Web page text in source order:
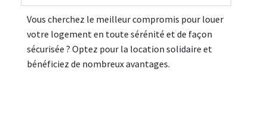
Vous cherchez le meilleur compromis pour louer
votre logement en toute sérénité et de façon
sécurisée ? Optez pour la location solidaire et
bénéficiez de nombreux avantages.